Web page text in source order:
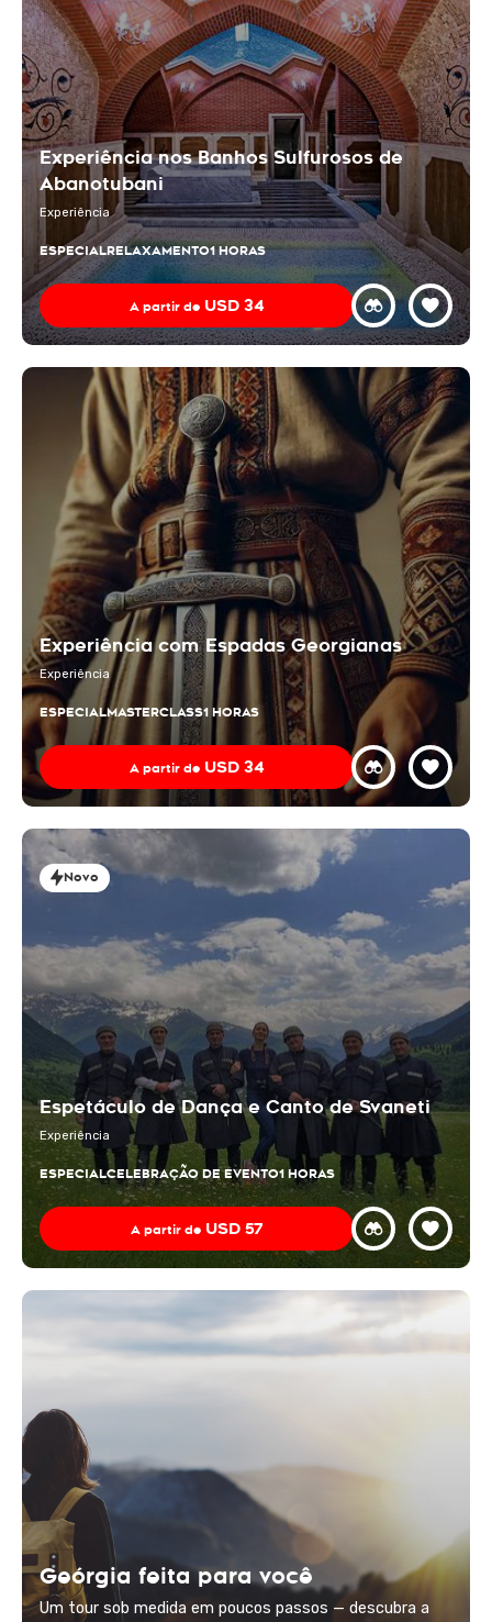
Experiência nos Banhos Sulfurosos de
Abanotubani
Experiência
ESPECIALRELAXAMENTO1 HORAS
A partir de USD 34
Experiência com Espadas Georgianas
Experiência
ESPECIALMASTERCLASS1 HORAS
A partir de USD 34
Novo
Espetáculo de Dança e Canto de Svaneti
Experiência
ESPECIALCELEBRAÇÃO DE EVENTO1 HORAS
A partir de USD 57
Geórgia feita para você
Um tour sob medida em poucos passos — descubra a